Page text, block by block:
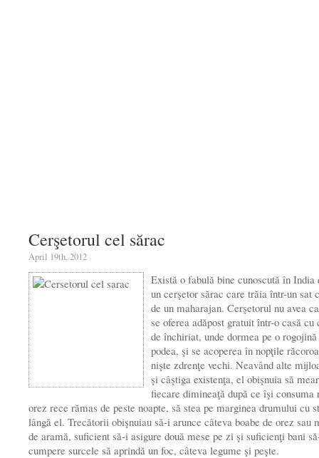
Cerşetorul cel sărac
April 19th, 2012
Există o fabulă bine cunoscută în India
un cerşetor sărac care trăia într-un sat
de un maharajan. Cerşetorul nu avea
se oferea adăpost gratuit într-o casă cu
de închiriat, unde dormea pe o rogojină
podea, şi se acoperea în nopţile
nişte zdrenţe vechi. Neavând alte
şi câştiga existenţa, el obişnuia să
fiecare dimineaţă după ce îşi consuma
orez rece rămas de peste noapte, să stea pe marginea drumului cu
lângă el. Trecătorii obişnuiau să-i arunce câteva boabe de orez sau
de aramă, suficient să-i asigure două mese pe zi şi suficienţi bani
cumpere surcele să aprindă un foc, câteva legume şi peşte.